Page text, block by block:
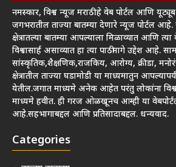
नमस्कार, विश्व न्यूज मराठी हे वेब पोर्टल आणि
जगभरातील ताज्या बातम्या देणारे न्यूज पोर्टल आहे.
क्षेत्रातल्या बातम्या आपल्याला मिळाव्यात आणि
विश्वासार्ह असाव्यात हा त्या पाठीमागे उद्देश आहे.
सांस्कृतिक,शैक्षणिक,राजकिय, आरोग्य, क्रीडा,
क्षेत्रातील ताज्या घडामोडी या माध्यमातुन
येतील.जगात माध्यमे अनेक आहेत परंतु लोकांना
माध्यमे हवीत. ही गरज ओळखूनच आम्ही या
आहे.सहभागाबद्दल आणि प्रतिसादाबद्दल. धन्यवाद.
Categories